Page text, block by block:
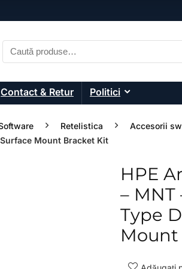
Contact & Retur Politici
Retelistica Accesorii
Mount Bracket Kit
HPE
– MNT
Type